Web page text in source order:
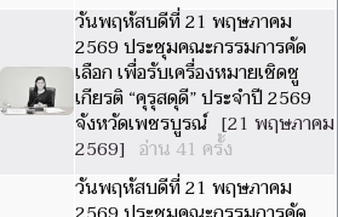
วันพฤหัสบดีที่ 21 พฤษภาคม
2569 ประชุมคณะกรรมการคัด
เลือก เพื่อรับเครื่องหมายเชิดชู
เกียรติ “คุรุสดุดี” ประจำปี 2569
จังหวัดเพชรบูรณ์ [21 พฤษภาคม
2569] อ่าน 41 ครั้ง
วันพฤหัสบดีที่ 21 พฤษภาคม